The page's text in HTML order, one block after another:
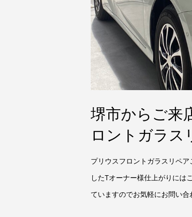
堺市からご
ロントガラス
プリウスフロントガラスリペ
したTオーナー様仕上がりには
ていますのでお気軽にお問い合